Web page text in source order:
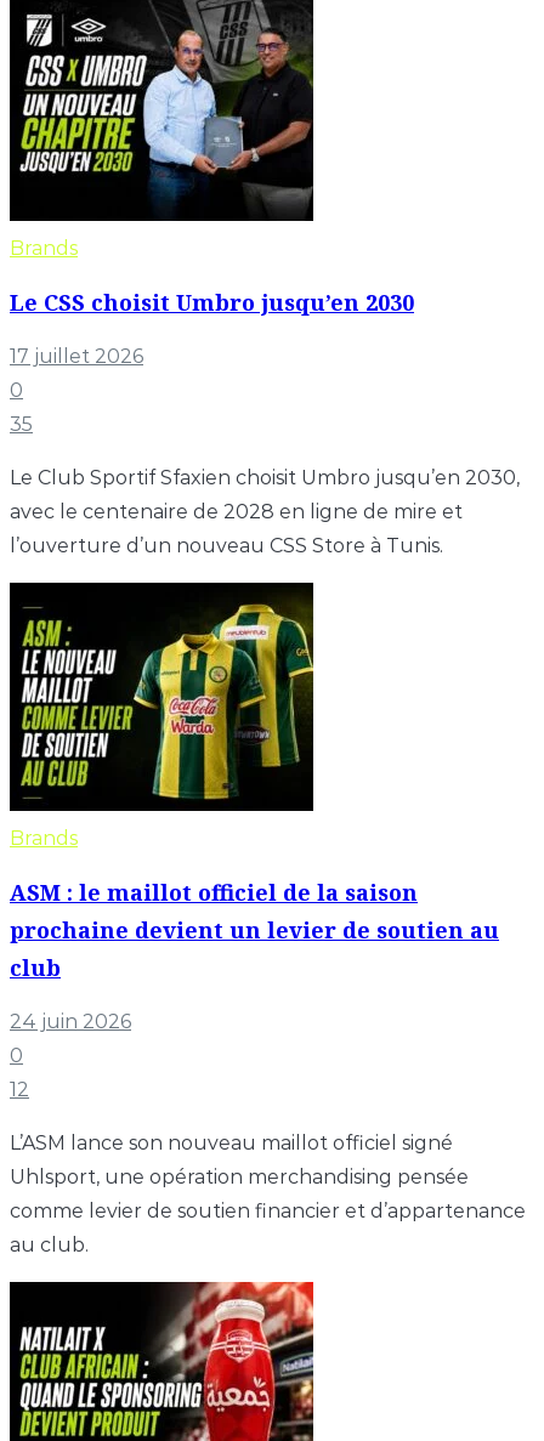
Brands
Le CSS choisit Umbro jusqu’en 2030
17 juillet 2026
0
35
Le Club Sportif Sfaxien choisit Umbro jusqu’en 2030,
avec le centenaire de 2028 en ligne de mire et
l’ouverture d’un nouveau CSS Store à Tunis.
Brands
ASM : le maillot officiel de la saison
prochaine devient un levier de soutien au
club
24 juin 2026
0
12
L’ASM lance son nouveau maillot officiel signé
Uhlsport, une opération merchandising pensée
comme levier de soutien financier et d’appartenance
au club.